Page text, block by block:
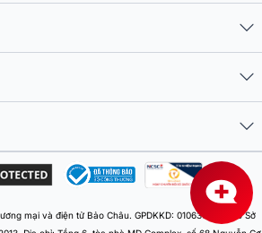
mại và điện tử Bảo Châu. GPDKKD: 0106303879 do Sở